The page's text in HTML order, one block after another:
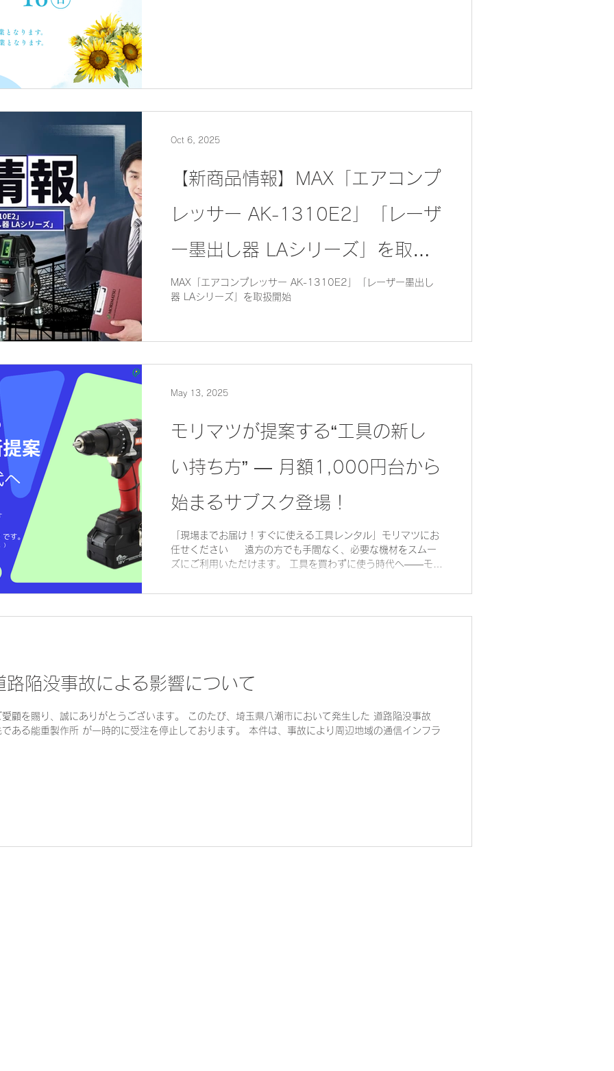
【新商品情報】MAX「エアコンプ
レッサー AK-1310E2」「レーザ
ー墨出し器 LAシリーズ」を取扱
開始
MAX「エアコンプレッサー AK-1310E2」「レーザー墨出し
器 LAシリーズ」を取扱開始
Oct 6, 2025
モリマツが提案する“工具の新し
い持ち方” — 月額1,000円台から
始まるサブスク登場！
「現場までお届け！すぐに使える工具レンタル」モリマツにお
任せください 遠方の方でも手間なく、必要な機材をスムー
ズにご利用いただけます。 工具を買わずに使う時代へ——モリ
May 13, 2025
路陥没事故による影響について
顧を賜り、誠にありがとうございます。 このたび、埼玉県八潮市において発生した 道路陥没事故
ある能重製作所 が一時的に受注を停止しております。 本件は、事故により周辺地域の通信インフラ